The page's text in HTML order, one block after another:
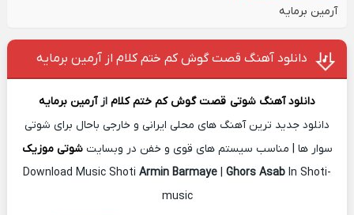
آرمین برمایه
دانلود آهنگ قصت گوش کم ختم کلام از آرمین برمایه
دانلود آهنگ شوتی قصت گوش کم ختم کلام ازآرمین برمایه
دانلود جدید ترین آهنگ های محلی ایرانی و خارجی باحال برای شوتی
سوار ها | مناسب سیستم های قوی و خفن در وبسایتشوتی موزیک
Download Music Shoti Armin Barmaye Ghors Asab In Shoti-
music